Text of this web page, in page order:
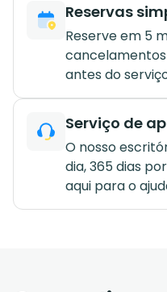
Reservas
Reserve em 5
antes do
Serviço de
O nosso
dia, 365 dias
aqui para o